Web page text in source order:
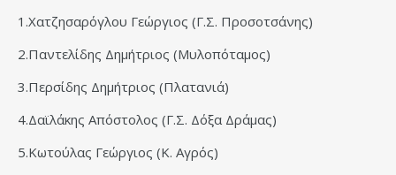
1.Χατζησαρόγλου Γεώργιος (Γ.Σ. Προσοτσάνης)
2.Παντελίδης Δημήτριος (Μυλοπόταμος)
3.Περσίδης Δημήτριος (Πλατανιά)
4.Δαϊλάκης Απόστολος (Γ.Σ. Δόξα Δράμας)
5.Κωτούλας Γεώργιος (Κ. Αγρός)